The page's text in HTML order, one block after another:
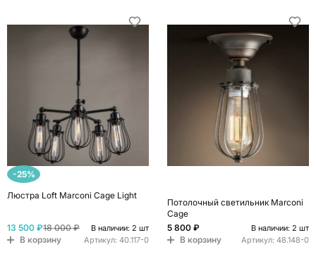
-25%
Люстра Loft Marconi Cage Light
13 500 ₽18 000 ₽ В наличии: 2 шт
В корзину Артикул: 40.117-0
Потолочный светильник Marconi
Cage
5 800 ₽
В наличии: 2 шт
В корзину Артикул: 48.148-0